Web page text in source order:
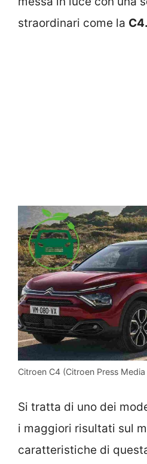
straordinari come la C4.
Citroen C4 (Citroen Press
Si tratta di uno dei
i maggiori risultati sul
caratteristiche di